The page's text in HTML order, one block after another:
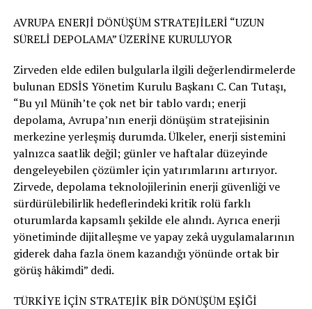
AVRUPA ENERJİ DÖNÜŞÜM STRATEJİLERİ “UZUN
SÜRELİ DEPOLAMA” ÜZERİNE KURULUYOR
Zirveden elde edilen bulgularla ilgili değerlendirmelerde
bulunan EDSİS Yönetim Kurulu Başkanı C. Can Tutaşı,
“Bu yıl Münih’te çok net bir tablo vardı; enerji
depolama, Avrupa’nın enerji dönüşüm stratejisinin
merkezine yerleşmiş durumda. Ülkeler, enerji sistemini
yalnızca saatlik değil; günler ve haftalar düzeyinde
dengeleyebilen çözümler için yatırımlarını artırıyor.
Zirvede, depolama teknolojilerinin enerji güvenliği ve
sürdürülebilirlik hedeflerindeki kritik rolü farklı
oturumlarda kapsamlı şekilde ele alındı. Ayrıca enerji
yönetiminde dijitalleşme ve yapay zekâ uygulamalarının
giderek daha fazla önem kazandığı yönünde ortak bir
görüş hâkimdi” dedi.
TÜRKİYE İÇİN STRATEJİK BİR DÖNÜŞÜM EŞİĞİ